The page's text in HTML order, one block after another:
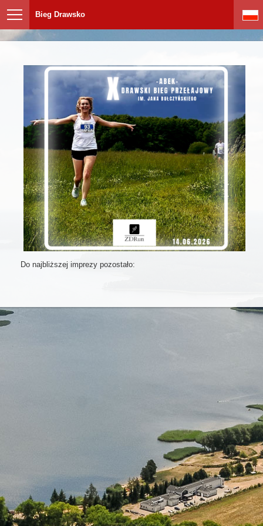
Bieg Drawsko
Do najbliższej imprezy pozostało: